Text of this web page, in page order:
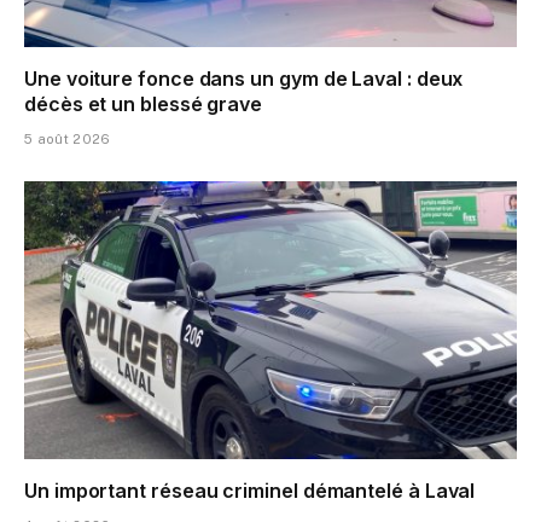
Une voiture fonce dans un gym de Laval : deux
décès et un blessé grave
5 août 2026
Un important réseau criminel démantelé à Laval